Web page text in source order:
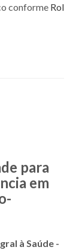
conforme Rol
para
em
à Saúde -